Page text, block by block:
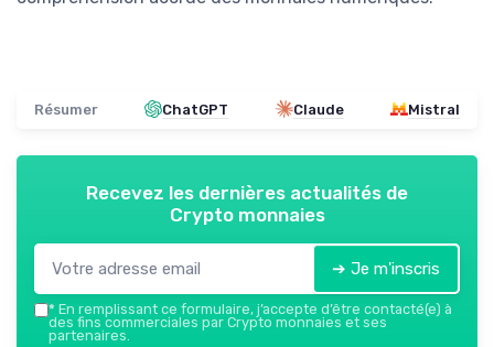
Résumer ChatGPT Claude Mistral
Recevez les dernières actualités de
Crypto monnaies
➔ Je m'inscris
* En remplissant ce formulaire, j’accepte d’être contacté(e) à
des fins commerciales par Crypto monnaies et ses
partenaires.